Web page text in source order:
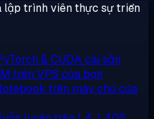
lập trình viên thực sự triển
& CUDA cài sẵn
trên VPS của bạn
trên máy chủ của